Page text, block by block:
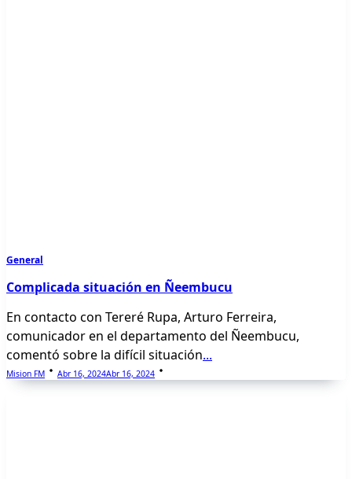
General
Complicada situación en Ñeembucu
En contacto con Tereré Rupa, Arturo Ferreira,
comunicador en el departamento del Ñeembucu,
comentó sobre la difícil situación...
Mision FM Abr 16, 2024Abr 16, 2024